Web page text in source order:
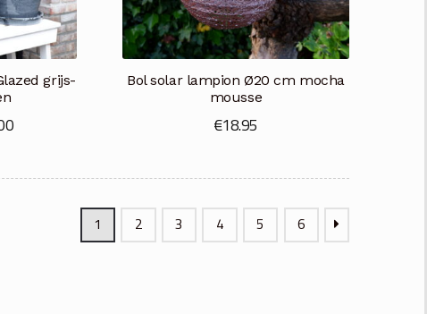
grijs-
Prijsklasse:
tot
Bol solar lampion Ø20 cm mocha
mousse
€18.95
1 2 3 4 5 6